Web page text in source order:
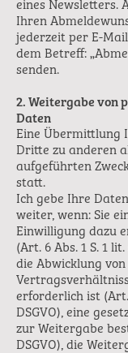
eines Newsletters.
Ihren
jederzeit per E-
dem Betreff:
senden.
2. Weitergabe von
Daten
Eine Übermittlung
Dritte zu anderen
aufgeführten
statt.
Ich gebe Ihre
weiter, wenn: Sie
Einwilligung dazu
(Art. 6 Abs. 1 S. 1
die Abwicklung von
erforderlich ist (Art.
DSGVO), eine
zur Weitergabe
DSGVO), die